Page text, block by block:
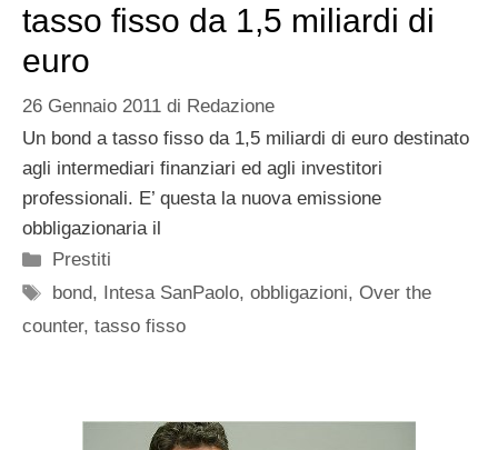
tasso fisso da 1,5 miliardi di
euro
26 Gennaio 2011 di Redazione
Un bond a tasso fisso da 1,5 miliardi di euro destinato
agli intermediari finanziari ed agli investitori
professionali. E’ questa la nuova emissione
obbligazionaria il
Categorie
Prestiti
Tag
bond, Intesa SanPaolo,obbligazioni,Over the
counter, tasso fisso